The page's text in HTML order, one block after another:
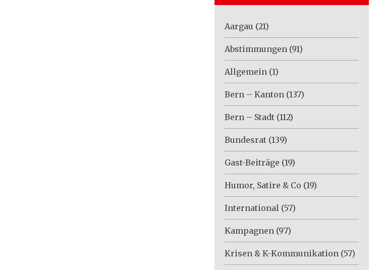
Aargau (21)
Abstimmungen (91)
Allgemein (1)
Bern – Kanton (137)
Bern – Stadt (112)
Bundesrat (139)
Gast-Beiträge (19)
Humor, Satire & Co (19)
International (57)
Kampagnen (97)
Krisen & K-Kommunikation (57)